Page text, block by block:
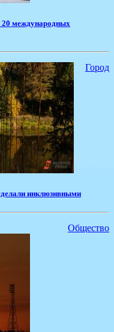
20 международных
Город
инклюзивными
Общество